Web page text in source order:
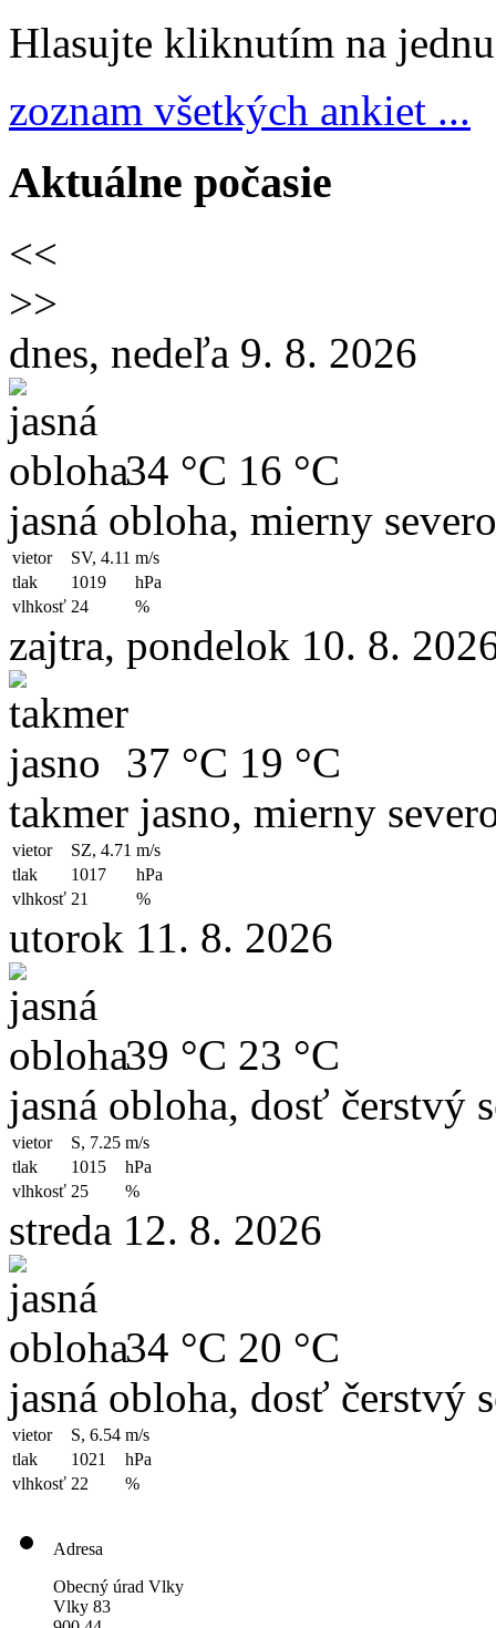
Hlasujte kliknutím na
zoznam všetkých ankiet ...
Aktuálne počasie
<<
>>
dnes, nedeľa 9. 8. 2026
34 °C 16 °C
jasná obloha, mierny
vietor SV, 4.11 m/s
tlak
1019
hPa
vlhkosť 24 %
zajtra, pondelok 10. 8.
37 °C 19 °C
takmer jasno, mierny
vietor SZ, 4.71 m/s
tlak
1017
hPa
vlhkosť 21 %
utorok 11. 8. 2026
39 °C 23 °C
jasná obloha, dosť čerstvý
vietor S, 7.25 m/s
tlak
1015
hPa
vlhkosť 25 %
streda 12. 8. 2026
34 °C 20 °C
jasná obloha, dosť čerstvý
vietor S, 6.54 m/s
tlak
1021
hPa
vlhkosť 22 %
Adresa
Obecný úrad Vlky
Vlky 83